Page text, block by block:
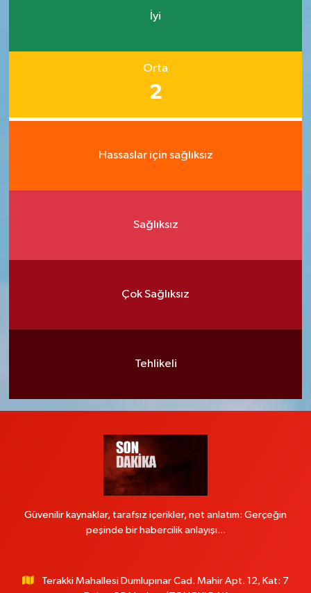
İyi
Orta
2
Hassaslar için sağlıksız
Sağlıksız
Çok Sağlıksız
Tehlikeli
Güvenilir kaynaklar, tarafsız içerikler, net anlatım: Gerçeğin
peşinde bir habercilik anlayışı...
Terakki Mahallesi Dumlupınar Cad. Mahir Apt. 12, Kat: 7